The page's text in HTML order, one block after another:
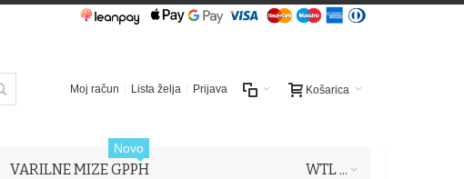
Košarica
Moj račun Lista želja Prijava
VARILNE MIZE GPPH
Novo
WTL ...